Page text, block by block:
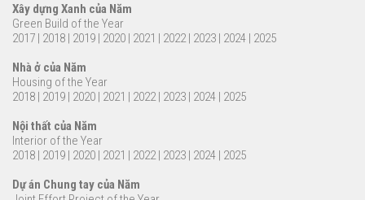
Xây dựng Xanh của Năm
Green Build of the Year
2017 | 2018 | 2019 | 2020 | 2021 | 2022| 2023 | 2024 | 2025
Nhà ở của Năm
Housing of the Year
2018 | 2019 | 2020 | 2021 | 2022| 2023 | 2024 | 2025
Nội thất của Năm
Interior of the Year
2018 | 2019 | 2020 | 2021 | 2022| 2023 | 2024 | 2025
Dự án Chung tay của Năm